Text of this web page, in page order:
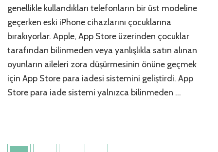
genellikle kullandıkları telefonların bir üst modeline
geçerken eski iPhone cihazlarını çocuklarına
bırakıyorlar. Apple, App Store üzerinden çocuklar
tarafından bilinmeden veya yanlışlıkla satın alınan
oyunların aileleri zora düşürmesinin önüne geçmek
için App Store para iadesi sistemini geliştirdi. App
Store para iade sistemi yalnızca bilinmeden …